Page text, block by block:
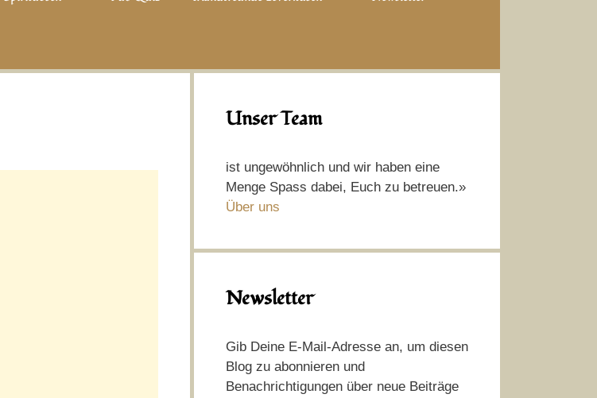
Unser Team
ist ungewöhnlich und wir haben eine
Menge Spass dabei, Euch zu betreuen.»
Über uns
Newsletter
Gib Deine E-Mail-Adresse an, um diesen
Blog zu abonnieren und
Benachrichtigungen über neue Beiträge